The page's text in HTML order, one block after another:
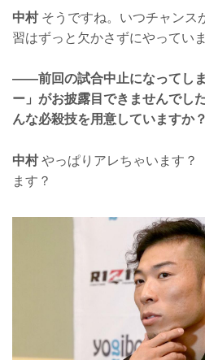
中村そうですね。いつチャンス
習はずっと欠かさずにやっていま
——前回の試合中止になってし
ー」がお披露目できませんでし
んな必殺技を用意していますか？
中村やっぱりアレちゃいます？
ます？